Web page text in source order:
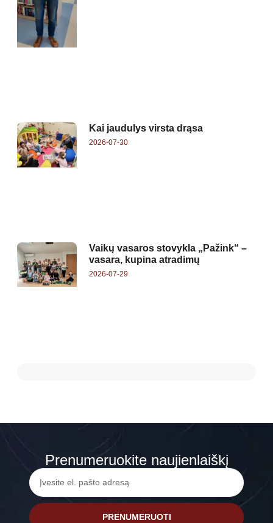
Kai jaudulys virsta drąsa
2026-07-30
Vaikų vasaros stovykla „Pažink“ –
vasara, kupina atradimų
2026-07-29
Prenumeruokite naujienlaiškį
PRENUMERUOTI